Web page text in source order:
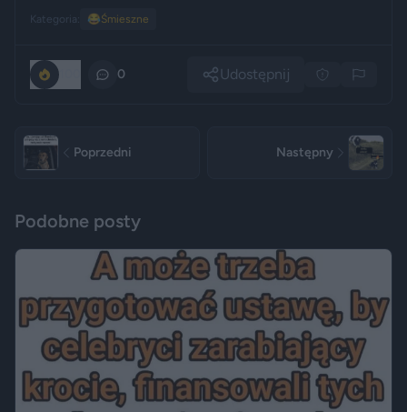
Kategoria: 😂Śmieszne
0 Udostępnij
Poprzedni Następny
Podobne posty